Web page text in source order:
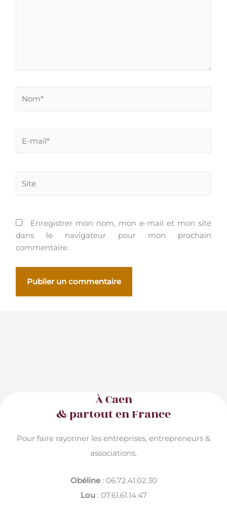
Enregistrer mon nom, mon e-mail et mon site
dans le navigateur pour mon prochain
commentaire.
À Caen
& partout en France
Pour faire rayonner les entreprises, entrepreneurs &
associations.
Obéline: 06.72.41.02.30
Lou: 07.61.61.14.47